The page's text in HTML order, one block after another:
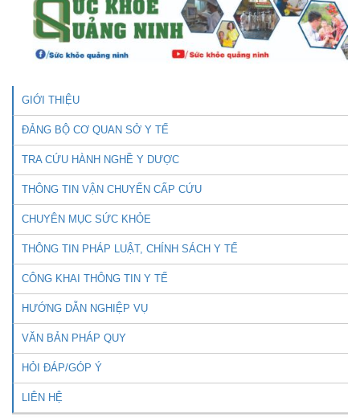
GIỚI THIỆU
ĐẢNG BỘ CƠ QUAN SỞ Y TẾ
TRA CỨU HÀNH NGHỀ Y DƯỢC
THÔNG TIN VẬN CHUYỂN CẤP CỨU
CHUYÊN MỤC SỨC KHỎE
THÔNG TIN PHÁP LUẬT, CHÍNH SÁCH Y TẾ
CÔNG KHAI THÔNG TIN Y TẾ
HƯỚNG DẪN NGHIỆP VỤ
VĂN BẢN PHÁP QUY
HỎI ĐÁP/GÓP Ý
LIÊN HỆ